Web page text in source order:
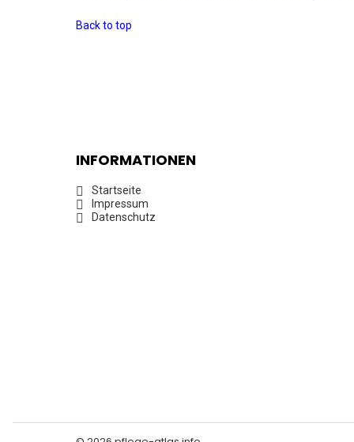
Back to top
INFORMATIONEN
Startseite
Impressum
Datenschutz